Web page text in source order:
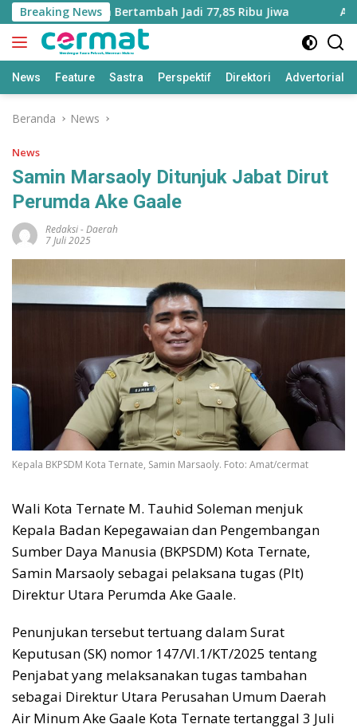
Langsung
ke
konten
Breaking News
Maluku Utara Bertambah Jadi 77,85 Ribu Jiwa
News Feature Sastra Perspektif Direktori Advertorial
Beranda News
News
Samin Marsaoly Ditunjuk Jabat Dirut
Perumda Ake Gaale
Redaksi-Daerah
7 Juli 2025
Kepala BKPSDM Kota Ternate, Samin Marsaoly. Foto: Amat/cermat
Wali Kota Ternate M. Tauhid Soleman menjuk
Kepala Badan Kepegawaian dan Pengembangan
Sumber Daya Manusia (BKPSDM) Kota Ternate,
Samin Marsaoly sebagai pelaksana tugas (Plt)
Direktur Utara Perumda Ake Gaale.
Penunjukan tersebut tertuang dalam Surat
Keputusan (SK) nomor 147/VI.1/KT/2025 tentang
Penjabat yang melaksanakan tugas tambahan
sebagai Direktur Utara Perusahan Umum Daerah
Air Minum Ake Gaale Kota Ternate tertanggal 3 Juli